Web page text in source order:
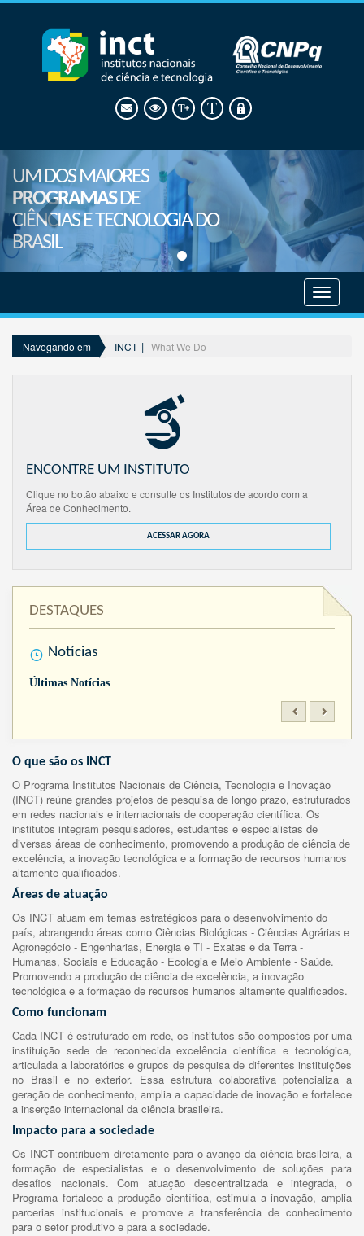
UM DOS MAIORES
PROGRAMASDE
CIÊNCIAS E TECNOLOGIA DO
BRASIL
menu
Navegando em INCT What We Do
ENCONTRE UM INSTITUTO
Clique no botão abaixo e consulte os Institutos de acordo com a
Área de Conhecimento.
ACESSAR AGORA
DESTAQUES
Notícias
Últimas Notícias
O que são os INCT
O Programa Institutos Nacionais de Ciência, Tecnologia e Inovação
(INCT) reúne grandes projetos de pesquisa de longo prazo, estruturados
em redes nacionais e internacionais de cooperação científica. Os
institutos integram pesquisadores, estudantes e especialistas de
diversas áreas de conhecimento, promovendo a produção de ciência de
excelência, a inovação tecnológica e a formação de recursos humanos
altamente qualificados.
Áreas de atuação
Os INCT atuam em temas estratégicos para o desenvolvimento do
país, abrangendo áreas como Ciências Biológicas - Ciências Agrárias e
Agronegócio - Engenharias, Energia e TI - Exatas e da Terra -
Humanas, Sociais e Educação - Ecologia e Meio Ambiente - Saúde.
Promovendo a produção de ciência de excelência, a inovação
tecnológica e a formação de recursos humanos altamente qualificados.
Como funcionam
Cada INCT é estruturado em rede, os institutos são compostos por uma
instituição sede de reconhecida excelência científica e tecnológica,
articulada a laboratórios e grupos de pesquisa de diferentes instituições
no Brasil e no exterior. Essa estrutura colaborativa potencializa a
geração de conhecimento, amplia a capacidade de inovação e fortalece
a inserção internacional da ciência brasileira.
Impacto para a sociedade
Os INCT contribuem diretamente para o avanço da ciência brasileira, a
formação de especialistas e o desenvolvimento de soluções para
desafios nacionais. Com atuação descentralizada e integrada, o
Programa fortalece a produção científica, estimula a inovação, amplia
parcerias institucionais e promove a transferência de conhecimento
para o setor produtivo e para a sociedade.